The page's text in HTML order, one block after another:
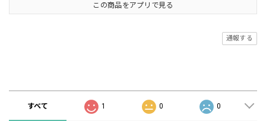
この商品をアプリで見る
通報する
すべて 1 0 0